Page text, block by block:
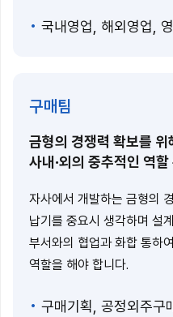
국내영업, 해외영업,
구매팀
금형의 경쟁력 확보를 위
사내·외의 중추적인 역할
자사에서 개발하는 금형의
납기를 중요시 생각하며 설
부서와의 협업과 화합 통하
역할을 해야 합니다.
구매기획, 공정외주구